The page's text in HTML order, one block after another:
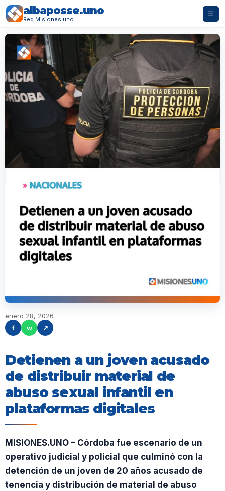
albaposse.uno
Red Misiones.uno
☰
enero 28, 2026
f
w ↗
Detienen a un joven acusado
de distribuir material de
abuso sexual infantil en
plataformas digitales
MISIONES.UNO – Córdoba fue escenario de un
operativo judicial y policial que culminó con la
detención de un joven de 20 años acusado de
tenencia y distribución de material de abuso